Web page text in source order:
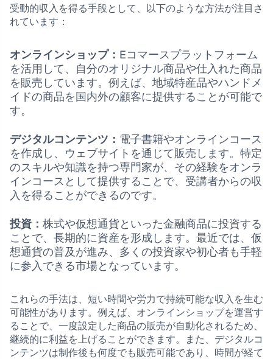
受動的収入を得る手段として、以下のような方法が注目さ
れています：
オンラインショップ： Eコマースプラットフォーム
を活用して、自分のオリジナル商品や仕入れた商品
を販売しています。例えば、地域特産品やハンドメ
イドの商品を国内外の顧客に提供することが可能で
す。
デジタルコンテンツ： 電子書籍やオンラインコース
を作成し、ウェブサイトを通じて販売します。特定
のスキルや知識を持つ専門家が、その経験をオンラ
インコースとして提供することで、受講者からの収
入を得ることができるのです。
投資： 株式や仮想通貨といった金融商品に投資する
ことで、長期的に資産を形成します。最近では、仮
想通貨の普及が進み、多くの投資家や初心者も手軽
に参入できる市場となっています。
これらの手法は、短い時間や労力で持続可能な収入を生む
可能性があります。例えば、オンラインショップを運営す
ることで、一度設定した商品の販売が自動化されるため、
継続的に利益を上げることができます。また、デジタルコ
ンテンツは制作後も何度でも販売可能であり、時間が経て